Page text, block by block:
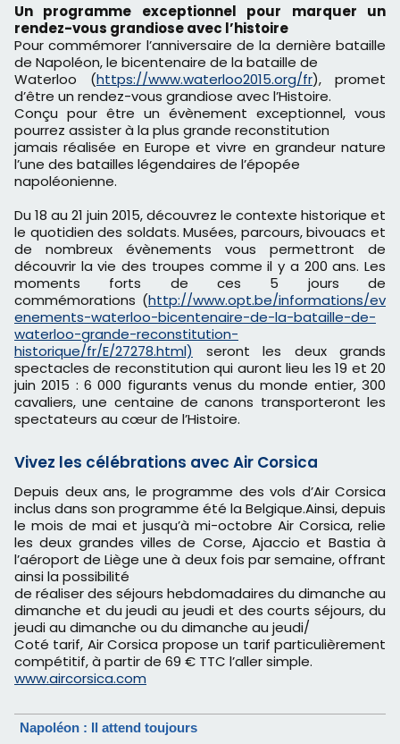
Un programme exceptionnel pour marquer un
rendez-vous grandiose avec l’histoire
Pour commémorer l’anniversaire de la dernière bataille
de Napoléon, le bicentenaire de la bataille de
Waterloo (https://www.waterloo2015.org/fr), promet
d’être un rendez-vous grandiose avec l’Histoire.
Conçu pour être un évènement exceptionnel, vous
pourrez assister à la plus grande reconstitution
jamais réalisée en Europe et vivre en grandeur nature
l’une des batailles légendaires de l’épopée
napoléonienne.
Du 18 au 21 juin 2015, découvrez le contexte historique et
le quotidien des soldats. Musées, parcours, bivouacs et
de nombreux évènements vous permettront de
découvrir la vie des troupes comme il y a 200 ans. Les
moments forts de ces 5 jours de
commémorations (http://www.opt.be/informations/ev
enements-waterloo-bicentenaire-de-la-bataille-de-
waterloo-grande-reconstitution-
historique/fr/E/27278.html) seront les deux grands
spectacles de reconstitution qui auront lieu les 19 et 20
juin 2015 : 6 000 figurants venus du monde entier, 300
cavaliers, une centaine de canons transporteront les
spectateurs au cœur de l’Histoire.
Vivez les célébrations avec Air Corsica
Depuis deux ans, le programme des vols d’Air Corsica
inclus dans son programme été la Belgique.Ainsi, depuis
le mois de mai et jusqu’à mi-octobre Air Corsica, relie
les deux grandes villes de Corse, Ajaccio et Bastia à
l’aéroport de Liège une à deux fois par semaine, offrant
ainsi la possibilité
de réaliser des séjours hebdomadaires du dimanche au
dimanche et du jeudi au jeudi et des courts séjours, du
jeudi au dimanche ou du dimanche au jeudi/
Coté tarif, Air Corsica propose un tarif particulièrement
compétitif, à partir de 69 € TTC l’aller simple.
www.aircorsica.com
Napoléon : Il attend toujours